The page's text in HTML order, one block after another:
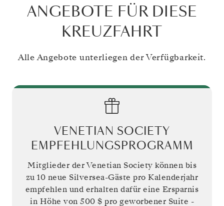
ANGEBOTE FÜR DIESE
KREUZFAHRT
Alle Angebote unterliegen der Verfügbarkeit.
VENETIAN SOCIETY
EMPFEHLUNGSPROGRAMM
Mitglieder der Venetian Society können bis
zu 10 neue Silversea-Gäste pro Kalenderjahr
empfehlen und erhalten dafür eine Ersparnis
in Höhe von 500 $ pro geworbener Suite -